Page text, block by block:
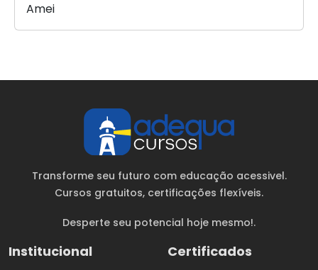
Amei
Transforme seu futuro com educação acessivel.
Cursos gratuitos, certificações flexíveis.
Desperte seu potencial hoje mesmo!.
Institucional Certificados